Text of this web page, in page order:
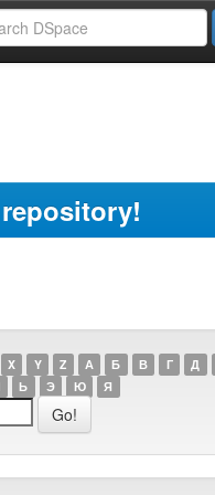
X Y Z А Б В Г Д
Ь Э Ю Я